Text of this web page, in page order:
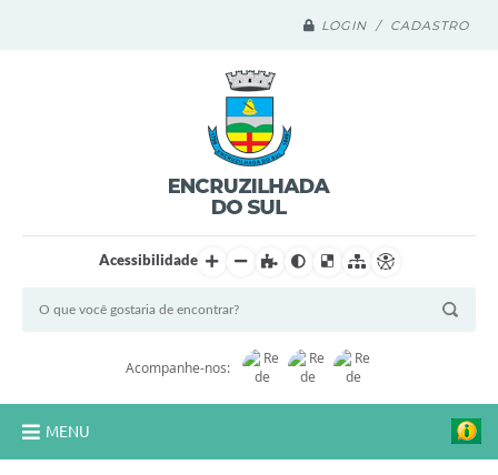
LOGIN / CADASTRO
Acessibilidade
Acompanhe-nos:
MENU